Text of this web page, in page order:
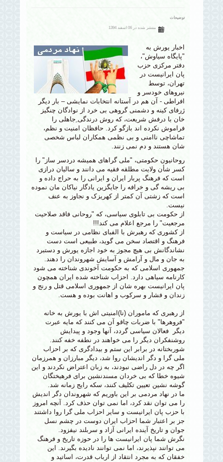
توضیحات
منتشر شده در 06 اسفند 1394
اخبار یورش به
"پایگاه سیاوش"،
دفتر مرکزی حزب
پان ایرانیست در
تهران، توسط
نیروهای خودسر و
افراطی - آن هم در آستانه انتخابات نمایشی – بار دیگر
ژرفای کینه و دشمنی گروهی بی خرد از نوادگان چنگیز
خان با درفش شریعت، که روش درندگی ِجاهلی را
فراموش نکرده اند بازگو کرد. حافظان امنیت و نظم،
تماشاچی ناامنی و بی نظمی همکاران لباس شخصی
شان هستند و دم نمی زنند.
روحانیون حکومتی، "ملی گراهای همیشه دردسر ساز" را
کسر شأن ولایت مطلقه فقیه می دانند و سالیان درازی
است که فرهنگ پربار ایران و ایرانی را به حراج داده و
بی ریشه گی و خرافه را جایگزین یادگار نیاکان مان نموده
است که زشتی آن کمتر از کهریزک و نجاوز به عنف
نیست.
از حکومت بی تابلوی سیاسی، که "روحانی فاقد صلاحیت
مرجعیت" را مرجع اعلام می کند!!!
از کشوری که رهبرش با الفبای نظامی در سیاست و
فرهنگ و اقتصاد سخن می گوید، طبیعی است دست
نشاندگانش بی هیچ مجوز به خود اجازه یورش و دستبرد
به جان و مال و آرامش و آسایش شهروندان را دهند.
جمهوری اسلامی که به حکومت آخوندی شناخته می شود
کارنامه سیاهی دارد. احزاب شناخته شده ایران همچون
پان ایرانیست بهره شان از جمهوری اسلامی قتل و رنج و
زندان و فشار و سرکوب و اهانت بوده و هست.
از رهبری که ماموران (نا)امنیتی اش با یورش به خانه
"فروهرها" با ضربات چاقو آن می کنند که مایه عبرت
دیگر فعالان سیاسی گردد، آنها وجود و پیدایش
روشنفکران دیگر را می خواهند در نطفه خفه کنند.
شوربختانه در برابر این ستم و بیدادگری که بر احزاب
ملی گرا و دگر اندیشان روا شد، دیگر مبارزان و همرزمان
اگر چه در دل راضی نبودند، به زبان اعتراض نکردند و این
شیوه خطا که بی خردان مسندنشین برای فرهیختگان
گوشه نشین تعیین تکلیف کنند، سکه رایج زمانه شد.
ما در نهاد مردمی بر این باوریم که شهروندان دگر اندیش
را می توان نقد کرد، اما نمی توان حذف کرد. آنچه امروز
با حزب پان ایرانیست و سایر احزاب ملی گرا روا داشتند
جز بر اعتبار شما احزاب ایران دوست در چشم نسل
جوان و تاریخ آینده ایرانی آزاد و سربلند نیفزود.
نگرش شما پان ایرانیست ها را در حوزه تاریخ و فرهنگ
می توانند نپذیرند، اما نمی توانند نادیده بگیرند. این
خفقان که به مجرد انتقاد از ارباب قدرت، اساتید و